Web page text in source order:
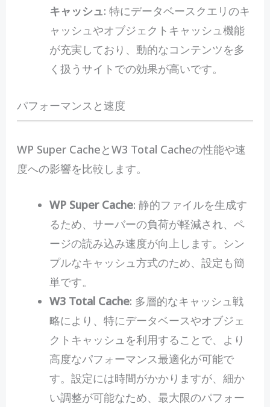
キャッシュ: 特にデータベースクエリのキ
ャッシュやオブジェクトキャッシュ機能
が充実しており、動的なコンテンツを多
く扱うサイトでの効果が高いです。
パフォーマンスと速度
WP Super CacheとW3 Total Cacheの性能や速
度への影響を比較します。
WP Super Cache: 静的ファイルを生成す
るため、サーバーの負荷が軽減され、ペ
ージの読み込み速度が向上します。シン
プルなキャッシュ方式のため、設定も簡
単です。
W3 Total Cache: 多層的なキャッシュ戦
略により、特にデータベースやオブジェ
クトキャッシュを利用することで、より
高度なパフォーマンス最適化が可能で
す。設定には時間がかかりますが、細か
い調整が可能なため、最大限のパフォー